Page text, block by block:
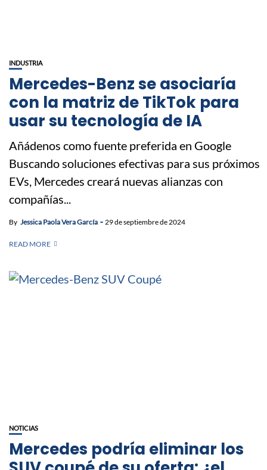
INDUSTRIA
Mercedes-Benz se asociaría
con la matriz de TikTok para
usar su tecnología de IA
Añádenos como fuente preferida en Google
Buscando soluciones efectivas para sus próximos
EVs, Mercedes creará nuevas alianzas con
compañías...
By Jessica Paola Vera García 29 de septiembre de 2024
READ MORE
NOTICIAS
Mercedes podría eliminar los